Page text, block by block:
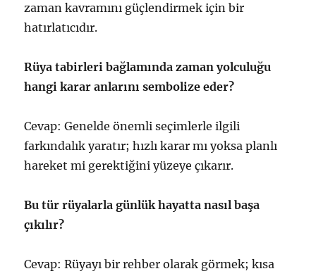
zaman kavramını güçlendirmek için bir
hatırlatıcıdır.
Rüya tabirleri bağlamında zaman yolculuğu
hangi karar anlarını sembolize eder?
Cevap: Genelde önemli seçimlerle ilgili
farkındalık yaratır; hızlı karar mı yoksa planlı
hareket mi gerektiğini yüzeye çıkarır.
Bu tür rüyalarla günlük hayatta nasıl başa
çıkılır?
Cevap: Rüyayı bir rehber olarak görmek; kısa